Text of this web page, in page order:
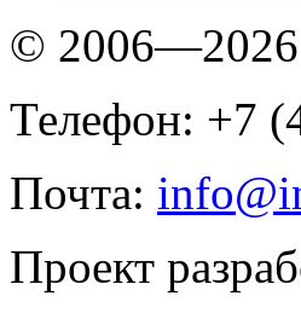
© 2006—2026
Телефон: +7
Почта:
Проект